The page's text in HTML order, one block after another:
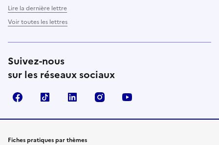
Lire la dernière lettre
Voir toutes les lettres
Suivez-nous
sur les réseaux sociaux
FacebookTikTok LinkedIn Instagram
Fiches pratiques par thèmes